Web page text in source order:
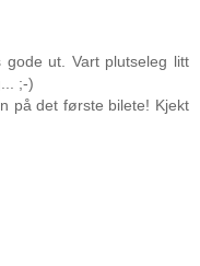
ut. Vart plutseleg litt
;-)
på det første bilete! Kjekt